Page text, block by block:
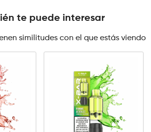
te puede interesar
similitudes con el que estás viendo